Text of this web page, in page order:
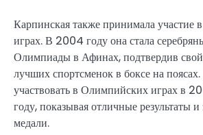
Карпинская также принимала участие
играх. В 2004 году она стала
Олимпиады в Афинах, подтвердив свой
лучших спортсменок в боксе на
участвовать в Олимпийских играх в
году, показывая отличные результаты
медали.